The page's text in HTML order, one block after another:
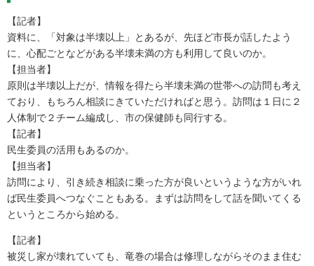
【記者】
資料に、「対象は半壊以上」とあるが、先ほど市長が話したよう
に、心配ごとなどがある半壊未満の方も利用して良いのか。
【担当者】
原則は半壊以上だが、情報を得たら半壊未満の世帯への訪問も考え
ており、もちろん相談にきていただければと思う。訪問は１日に２
人体制で２チーム編成し、市の保健師も同行する。
【記者】
民生委員の活用もあるのか。
【担当者】
訪問により、引き続き相談に乗った方が良いというような方がいれ
ば民生委員へつなぐこともある。まずは訪問をして話を聞いてくる
というところから始める。
【記者】
被災し家が壊れていても、竜巻の場合は修理しながらそのまま住む